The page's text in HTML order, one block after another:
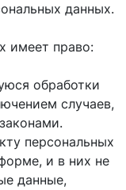
данных.
имеет право:
обработки
случаев,
персональных
и в них не
данные,